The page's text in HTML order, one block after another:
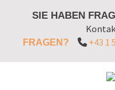
SIE HABEN
FRAGEN? +43 1